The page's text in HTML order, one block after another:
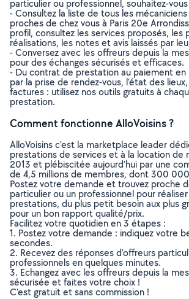
particulier ou professionnel, souhaitez-
- Consultez la liste de tous les
proches de chez vous à Paris 20e
profil, consultez les services proposés, les
réalisations, les notes et avis laissés par
- Conversez avec les offreurs depuis la
pour des échanges sécurisés et efficaces.
- Du contrat de prestation au paiement en
par la prise de rendez-vous, l’état des
factures : utilisez nos outils gratuits à
prestation.
Comment fonctionne AlloVoisins ?
AlloVoisins c’est la marketplace leader
prestations de services et à la location de
2013 et plébiscitée aujourd’hui par une
de 4,5 millions de membres, dont 300
Postez votre demande et trouvez proche
particulier ou un professionnel pour
prestations, du plus petit besoin aux plus
pour un bon rapport qualité/prix.
Facilitez votre quotidien en 3 étapes :
1. Postez votre demande : indiquez votre
secondes.
2. Recevez des réponses d’offreurs
professionnels en quelques minutes.
3. Echangez avec les offreurs depuis la
sécurisée et faites votre choix !
C’est gratuit et sans commission !